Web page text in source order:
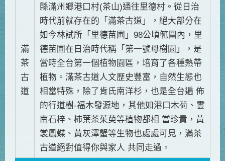
滿
茶
古
道
縣滿州鄉港口村(茶山)通往里德村。從日治
時代前就存在的「滿茶古道」，絕大部分在
如今林試所「里德苗圃」98公頃範圍內，里
德苗圃在日治時代稱「第一號母樹園」，是
當時全台第一個植物園區，培育了各種熱帶
植物。滿茶古道人文歷史豐富，自然生態也
相當特殊，除了肯氏南洋杉，也是全台遍 佈
的行道樹-福木發源地，其他如港口木荷、雲
南石梓、柿葉茶茱萸等植物都相 當珍貴，黃
裳鳳蝶、黃灰澤蟹等生物也處處可見，滿茶
古道絕對值得你與家人 共同走過。